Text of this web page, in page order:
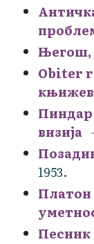
Његош,
Obiter
Пиндар
визија
1953.
Платон
Песник